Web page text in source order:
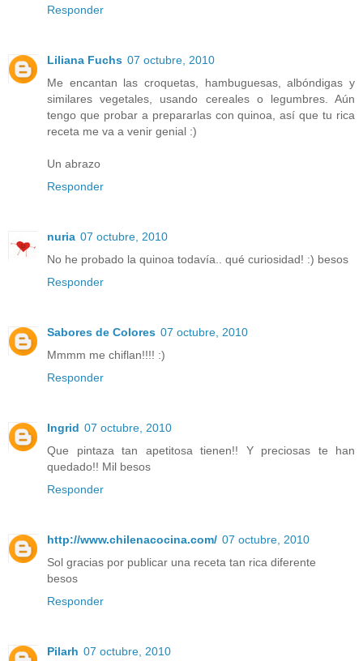
Responder
Liliana Fuchs 07 octubre, 2010
Me encantan las croquetas, hambuguesas, albóndigas y
similares vegetales, usando cereales o legumbres. Aún
tengo que probar a prepararlas con quinoa, así que tu rica
receta me va a venir genial :)
Un abrazo
Responder
nuria 07 octubre, 2010
No he probado la quinoa todavía.. qué curiosidad! :) besos
Responder
Sabores de Colores 07 octubre, 2010
Mmmm me chiflan!!!! :)
Responder
Ingrid 07 octubre, 2010
Que pintaza tan apetitosa tienen!! Y preciosas te han
quedado!! Mil besos
Responder
http://www.chilenacocina.com/ 07 octubre, 2010
Sol gracias por publicar una receta tan rica diferente
besos
Responder
Pilarh 07 octubre, 2010